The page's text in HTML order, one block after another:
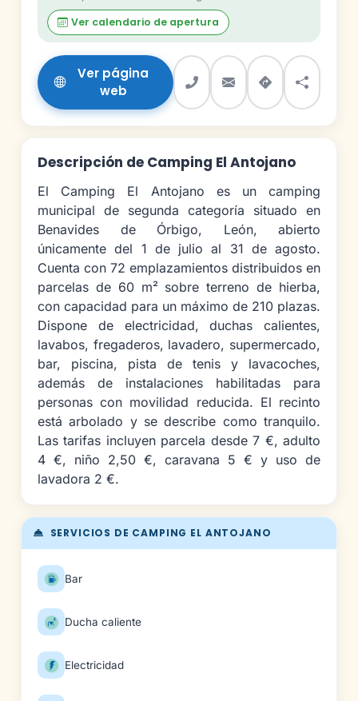
SERVICIOS DE CAMPING EL ANTOJANO
Bar
Ducha caliente
Electricidad
Ver calendario de apertura
Ver página
web
Descripción de Camping El Antojano
El Camping El Antojano es un camping
municipal de segunda categoría situado en
Benavides de Órbigo, León, abierto
únicamente del 1 de julio al 31 de agosto.
Cuenta con 72 emplazamientos distribuidos en
parcelas de 60 m² sobre terreno de hierba,
con capacidad para un máximo de 210 plazas.
Dispone de electricidad, duchas calientes,
lavabos, fregaderos, lavadero, supermercado,
bar, piscina, pista de tenis y lavacoches,
además de instalaciones habilitadas para
personas con movilidad reducida. El recinto
está arbolado y se describe como tranquilo.
Las tarifas incluyen parcela desde 7 €, adulto
4 €, niño 2,50 €, caravana 5 € y uso de
lavadora 2 €.